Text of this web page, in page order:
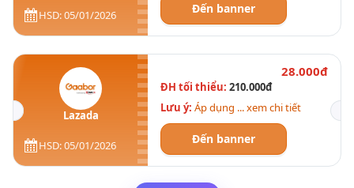
HSD: 05/01/2026 Đến banner
Lazada
HSD: 05/01/2026
28.000đ
ĐH tối thiểu: 210.000đ
Lưu ý: Áp dụng ... xem chi tiết
Đến banner